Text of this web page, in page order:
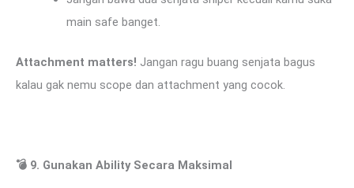
main safe banget.
Attachment matters! Jangan ragu buang senjata bagus
kalau gak nemu scope dan attachment yang cocok.
💣 9. Gunakan Ability Secara Maksimal